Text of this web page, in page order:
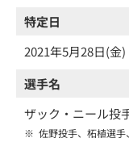
特定日
2021年5月28日(金)
選手名
ザック・ニール投
※ 佐野投手、柘植選